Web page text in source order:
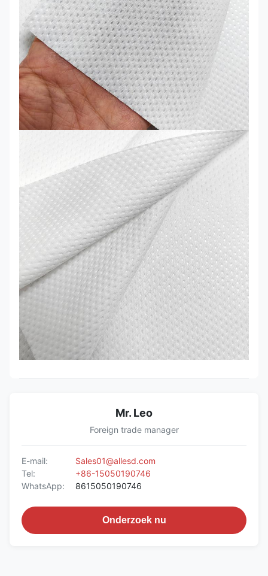
Mr. Leo
Foreign trade manager
E-mail:
Sales01@allesd.com
Tel:
+86-15050190746
WhatsApp:
8615050190746
Onderzoek nu